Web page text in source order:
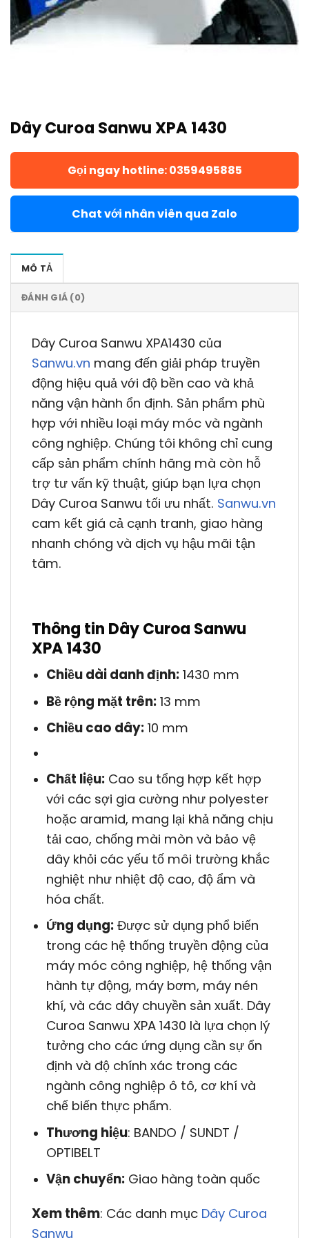
Dây Curoa Sanwu XPA 1430
Gọi ngay hotline: 0359495885
Chat với nhân viên qua Zalo
MÔ TẢ
ĐÁNH GIÁ (0)
Dây Curoa Sanwu XPA1430 của
Sanwu.vn mang đến giải pháp truyền
động hiệu quả với độ bền cao và khả
năng vận hành ổn định. Sản phẩm phù
hợp với nhiều loại máy móc và ngành
công nghiệp. Chúng tôi không chỉ cung
cấp sản phẩm chính hãng mà còn hỗ
trợ tư vấn kỹ thuật, giúp bạn lựa chọn
Dây Curoa Sanwu tối ưu nhất. Sanwu.vn
cam kết giá cả cạnh tranh, giao hàng
nhanh chóng và dịch vụ hậu mãi tận
tâm.
Thông tin Dây Curoa Sanwu
XPA 1430
Chiều dài danh định:1430 mm
Bề rộng mặt trên:13 mm
Chiều cao dây:10 mm
Chất liệu:Cao su tổng hợp kết hợp
với các sợi gia cường như polyester
hoặc aramid, mang lại khả năng chịu
tải cao, chống mài mòn và bảo vệ
dây khỏi các yếu tố môi trường khắc
nghiệt như nhiệt độ cao, độ ẩm và
hóa chất.
Ứng dụng:Được sử dụng phổ biến
trong các hệ thống truyền động của
máy móc công nghiệp, hệ thống vận
hành tự động, máy bơm, máy nén
khí, và các dây chuyền sản xuất. Dây
Curoa Sanwu XPA 1430 là lựa chọn lý
tưởng cho các ứng dụng cần sự ổn
định và độ chính xác trong các
ngành công nghiệp ô tô, cơ khí và
chế biến thực phẩm.
Thương hiệu: BANDO / SUNDT /
OPTIBELT
Vận chuyển:Giao hàng toàn quốc
Xem thêm: Các danh mục Dây Curoa
Sanwu